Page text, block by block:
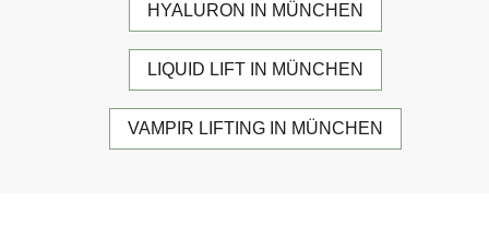
HYALURON IN MÜNCHEN
LIQUID LIFT IN MÜNCHEN
VAMPIR LIFTING IN MÜNCHEN